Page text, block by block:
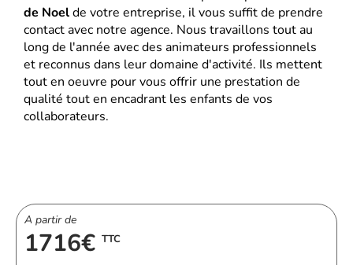
de Noelde votre entreprise, il vous suffit de prendre
contact avec notre agence. Nous travaillons tout au
long de l'année avec des animateurs professionnels
et reconnus dans leur domaine d'activité. Ils mettent
tout en oeuvre pour vous offrir une prestation de
qualité tout en encadrant les enfants de vos
collaborateurs.
A partir de
1716€ TTC